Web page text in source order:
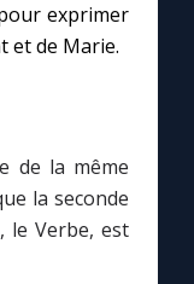
exprimer
et de Marie.
de la même
la seconde
le Verbe, est